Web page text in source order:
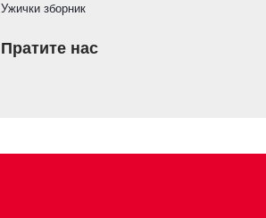
Ужички зборник
Пратите нас